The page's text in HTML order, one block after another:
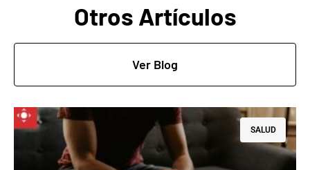
Otros Artículos
Ver Blog
SALUD